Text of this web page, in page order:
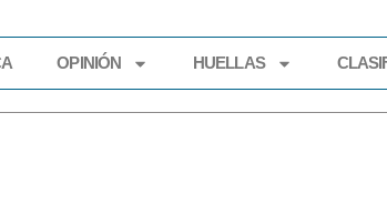
OPINIÓN HUELLAS